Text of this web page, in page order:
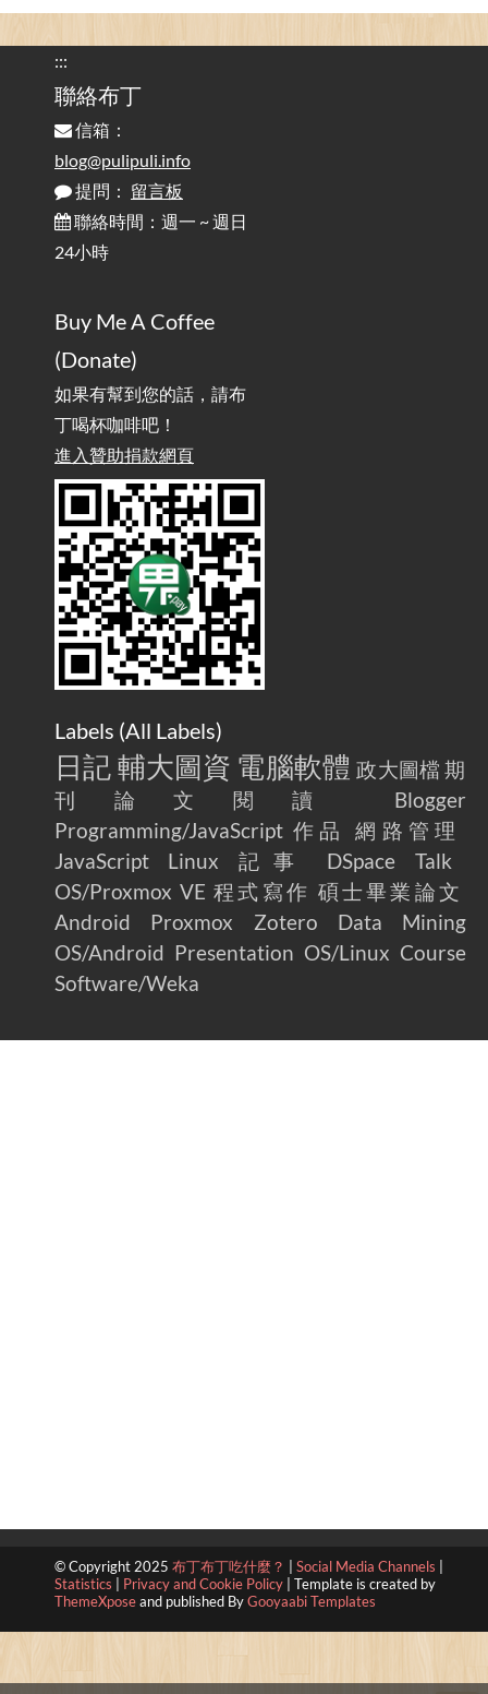
實作相容OpenAI API，但背後不是OpenAI的API服
務 / Implementing OpenAI API-Compatible Services, But Not
Powered by OpenAI
雜談：生活小技巧之用魔鬼氈避免機車鑰匙脫落吧
/ Talk: Use Velcro to Prevent Your Motorcycle Key From Falling
Home Is More Than Just an Ad Blocker
:::
聯絡布丁
信箱：
blog@pulipuli.info
提問： 留言板
聯絡時間：週一 ~ 週日
24小時
Buy Me A Coffee
(Donate)
如果有幫到您的話，請布
丁喝杯咖啡吧！
進入贊助捐款網頁
Labels (All Labels)
日記 輔大圖資 電腦軟體 政大圖檔 期
刊論文閱讀
Blogger
Programming/JavaScript 作品
網路管理
JavaScript
Linux 記事 DSpace
Talk
OS/Proxmox VE 程式寫作 碩士畢業論文
Android
Proxmox Zotero
Data Mining
OS/Android Presentation OS/Linux Course
Software/Weka
© Copyright 2025 布丁布丁吃什麼？ Social Media Channels
Statistics
Privacy and Cookie Policy
Template is created by
ThemeXposeand published ByGooyaabi Templates